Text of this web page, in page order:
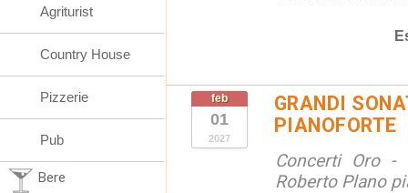
feb
01
2027
GRANDI
PIANOFORTE
Concerti Oro -
Roberto Plano
Agriturist
Country House
Pizzerie
Pub
Bere